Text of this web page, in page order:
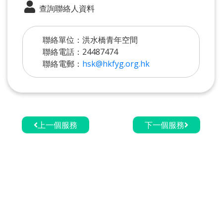
查詢聯絡人資料
聯絡單位：洪水橋青年空間
聯絡電話：24487474
聯絡電郵： hsk@hkfyg.org.hk
上一個服務 下一個服務